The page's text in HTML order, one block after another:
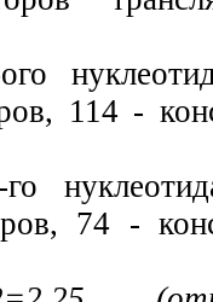
114 -
74 -